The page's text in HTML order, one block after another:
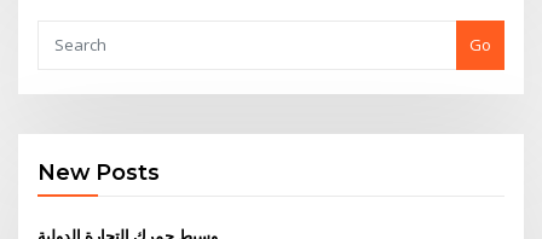
Go
New Posts